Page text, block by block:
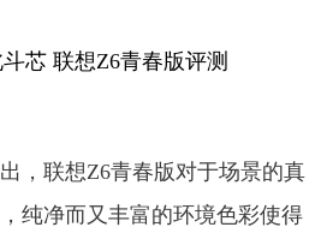
，联想Z6青春版对于场景的真
纯净而又丰富的环境色彩使得